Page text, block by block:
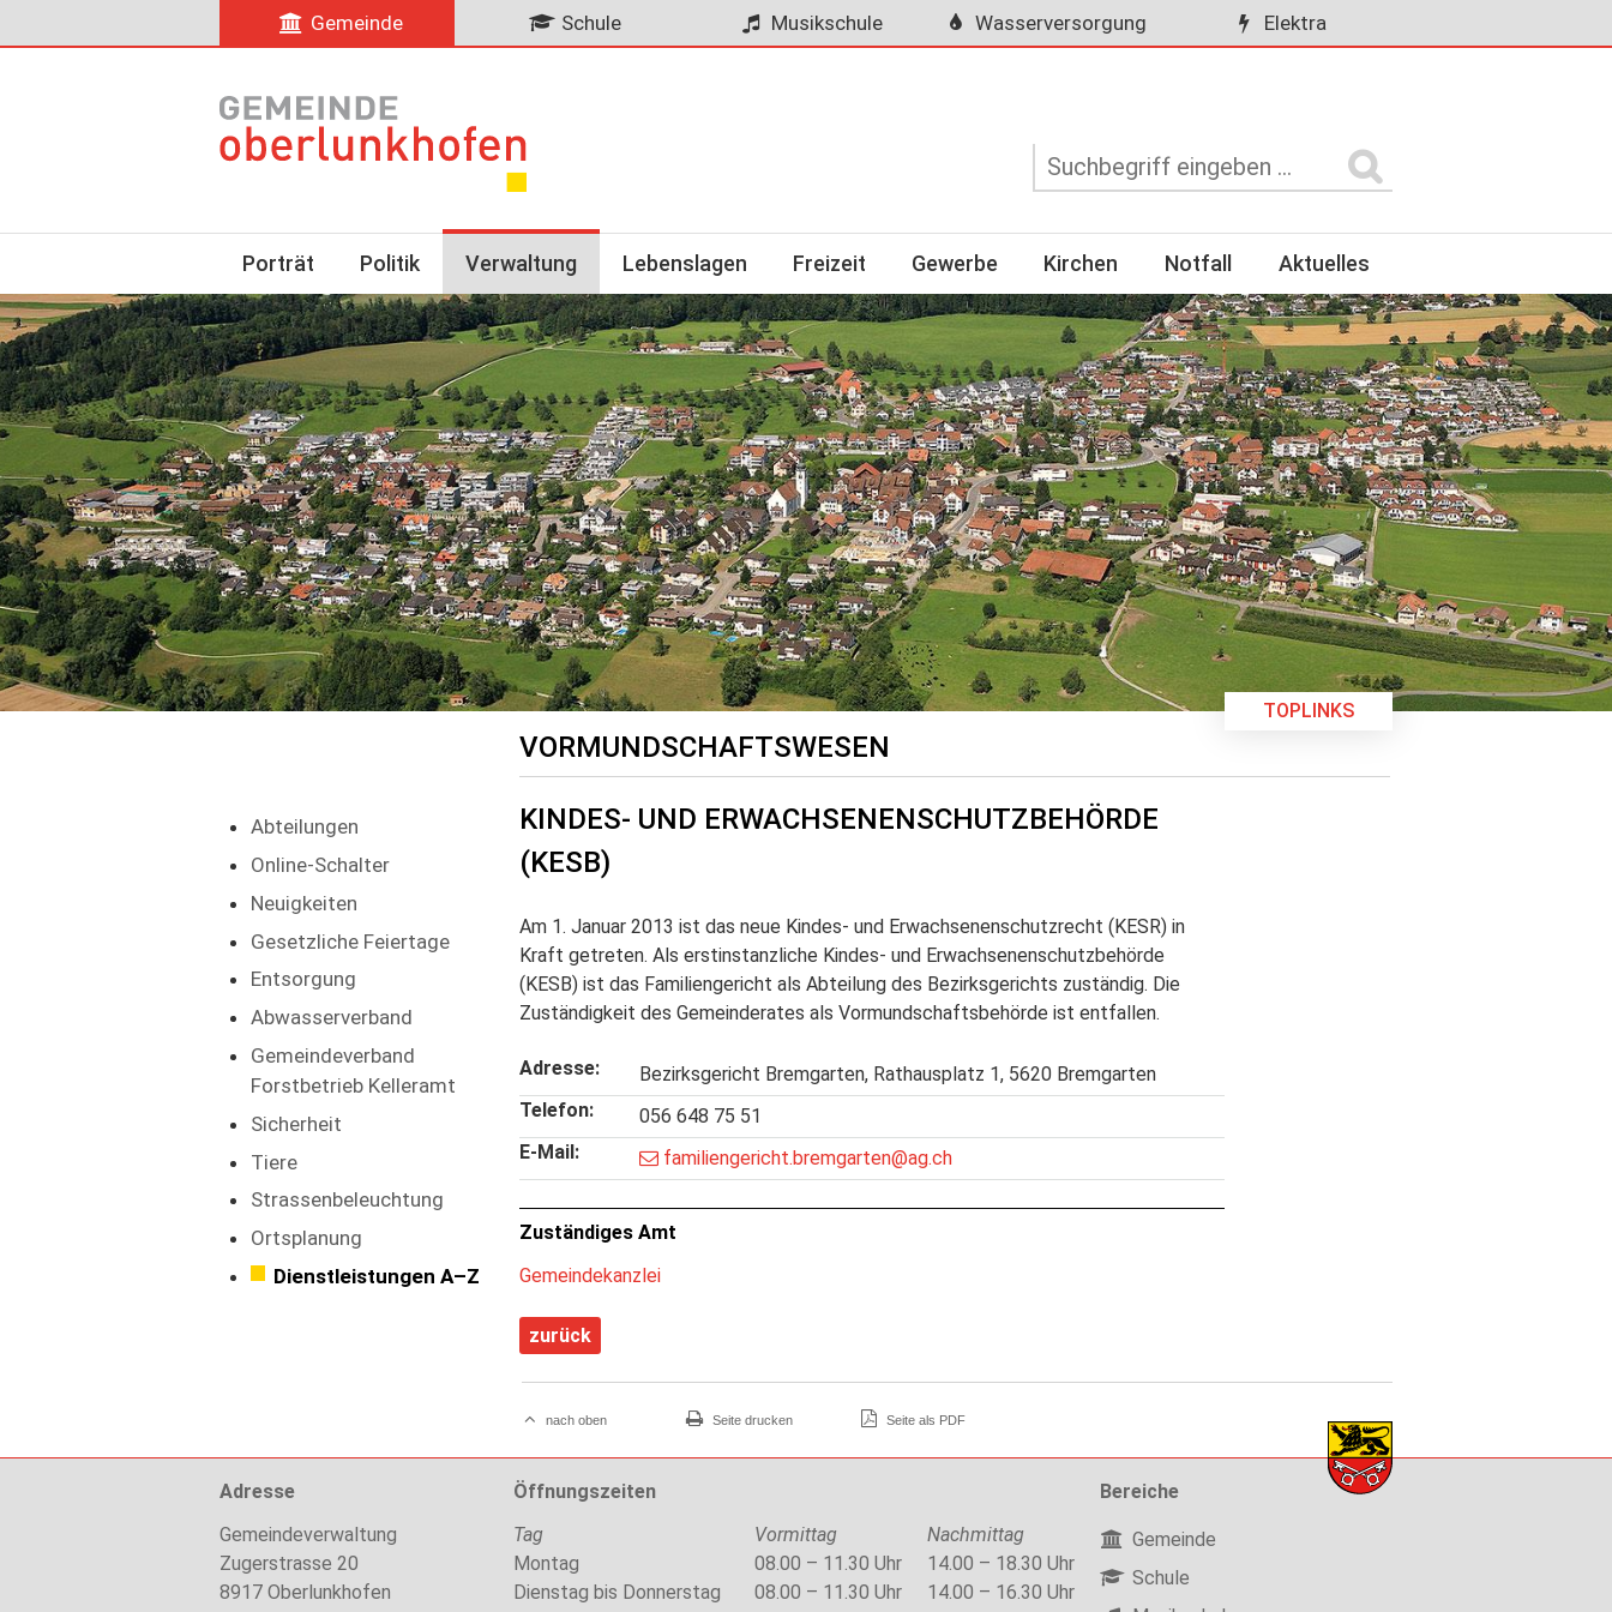
Gemeinde Schule Musikschule Wasserversorgung Elektra
Porträt Politik Verwaltung Lebenslagen Freizeit Gewerbe Kirchen Notfall Aktuelles
Abteilungen
Online-Schalter
Neuigkeiten
Gesetzliche Feiertage
Entsorgung
Abwasserverband
Gemeindeverband
Forstbetrieb Kelleramt
Sicherheit
Tiere
Strassenbeleuchtung
Ortsplanung
Dienstleistungen A–Z
TOPLINKS
VORMUNDSCHAFTSWESEN
KINDES- UND ERWACHSENENSCHUTZBEHÖRDE
(KESB)
Am 1. Januar 2013 ist das neue Kindes- und Erwachsenenschutzrecht (KESR) in
Kraft getreten. Als erstinstanzliche Kindes- und Erwachsenenschutzbehörde
(KESB) ist das Familiengericht als Abteilung des Bezirksgerichts zuständig. Die
Zuständigkeit des Gemeinderates als Vormundschaftsbehörde ist entfallen.
Adresse:
Bezirksgericht Bremgarten, Rathausplatz 1, 5620 Bremgarten
Telefon:
056 648 75 51
E-Mail:
familiengericht.bremgarten@ag.ch
Zuständiges Amt
Gemeindekanzlei
zurück
nach oben Seite drucken Seite als PDF
Adresse
Gemeindeverwaltung
Zugerstrasse 20
8917 Oberlunkhofen
Öffnungszeiten
Tag
Vormittag
Nachmittag
Montag
08.00 – 11.30 Uhr
14.00 – 18.30 Uhr
Dienstag bis Donnerstag
08.00 – 11.30 Uhr
14.00 – 16.30 Uhr
Bereiche
Gemeinde
Schule